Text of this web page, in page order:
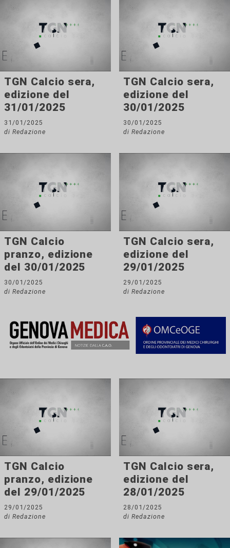
TGN Calcio sera,
edizione del
31/01/2025
31/01/2025
di Redazione
TGN Calcio sera,
edizione del
30/01/2025
30/01/2025
di Redazione
TGN Calcio
pranzo, edizione
del 30/01/2025
30/01/2025
di Redazione
TGN Calcio sera,
edizione del
29/01/2025
29/01/2025
di Redazione
TGN Calcio
pranzo, edizione
del 29/01/2025
29/01/2025
di Redazione
TGN Calcio sera,
edizione del
28/01/2025
28/01/2025
di Redazione